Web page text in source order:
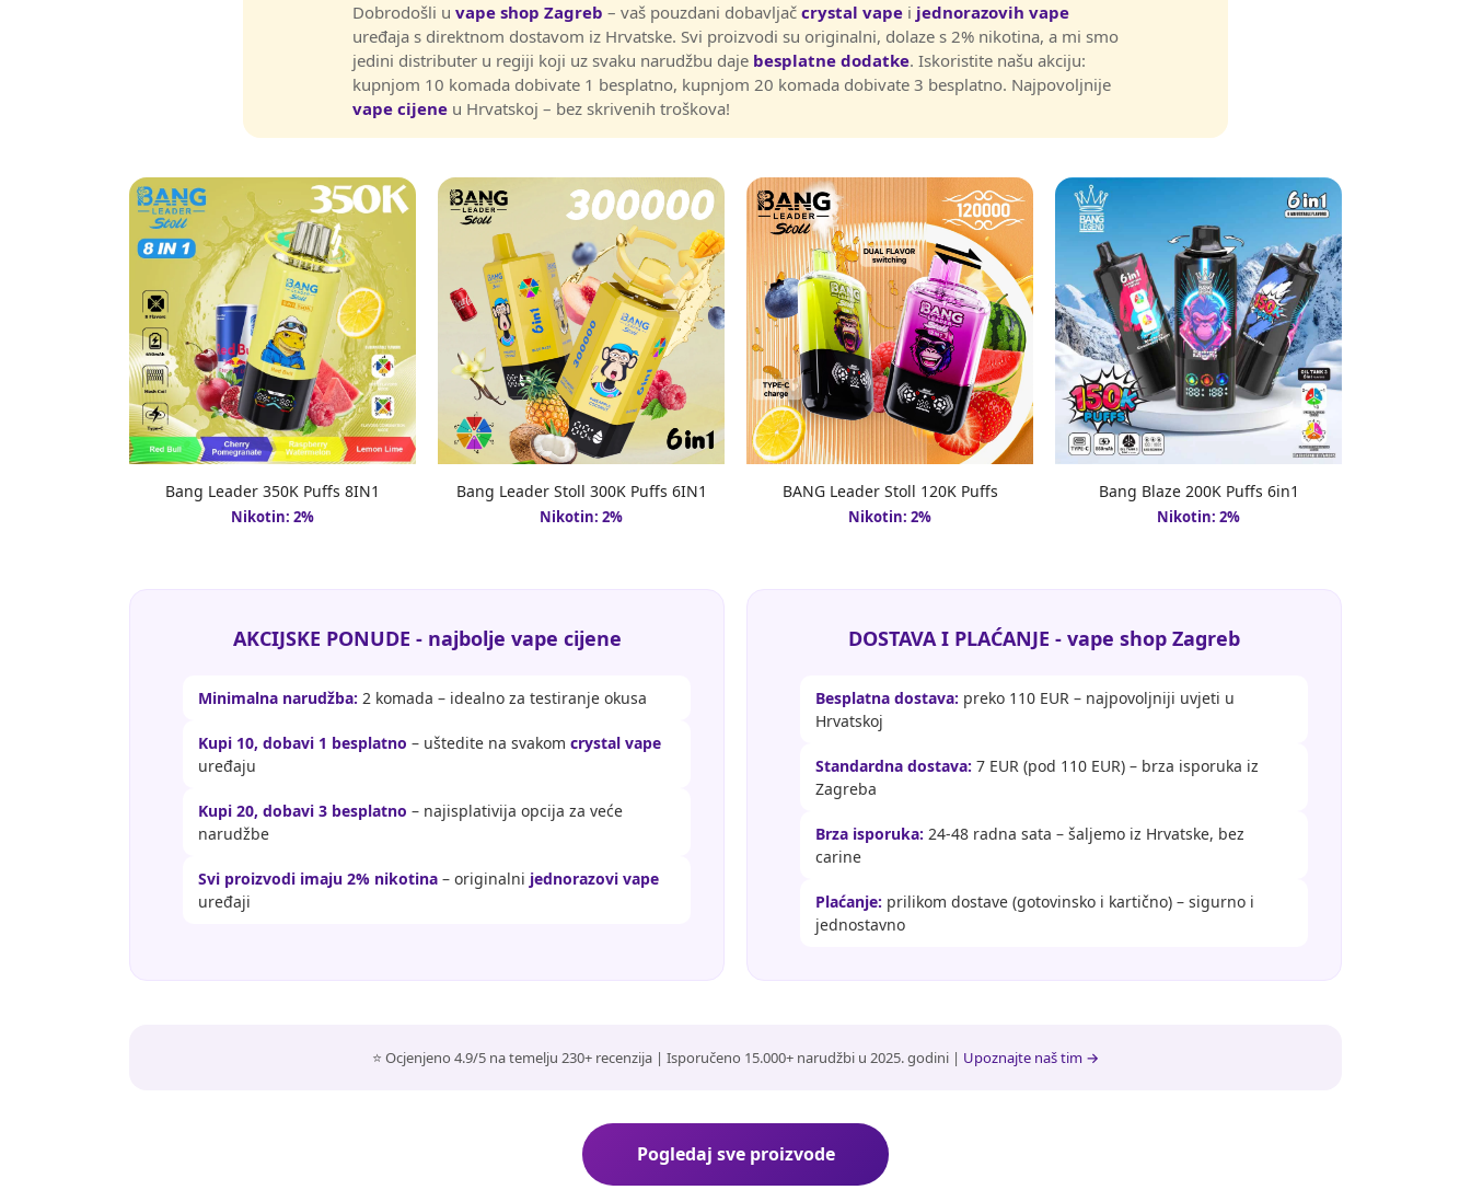
Dobrodošli u vape shop Zagreb – vaš pouzdani dobavljač crystal vape i jednorazovih vape
uređaja s direktnom dostavom iz Hrvatske. Svi proizvodi su originalni, dolaze s 2% nikotina, a mi smo
jedini distributer u regiji koji uz svaku narudžbu daje besplatne dodatke. Iskoristite našu akciju:
kupnjom 10 komada dobivate 1 besplatno, kupnjom 20 komada dobivate 3 besplatno. Najpovoljnije
vape cijene u Hrvatskoj – bez skrivenih troškova!
Bang Leader 350K Puffs 8IN1
Nikotin: 2%
Bang Leader Stoll 300K Puffs 6IN1
Nikotin: 2%
BANG Leader Stoll 120K Puffs
Nikotin: 2%
Bang Blaze 200K Puffs 6in1
Nikotin: 2%
AKCIJSKE PONUDE - najbolje vape cijene
Minimalna narudžba: 2 komada – idealno za testiranje okusa
Kupi 10, dobavi 1 besplatno – uštedite na svakomcrystal vape
uređaju
Kupi 20, dobavi 3 besplatno – najisplativija opcija za veće
narudžbe
Svi proizvodi imaju 2% nikotina – originalni jednorazovi vape
uređaji
DOSTAVA I PLAĆANJE - vape shop Zagreb
Besplatna dostava: preko 110 EUR – najpovoljniji uvjeti u
Hrvatskoj
Standardna dostava: 7 EUR (pod 110 EUR) – brza isporuka iz
Zagreba
Brza isporuka: 24-48 radna sata – šaljemo iz Hrvatske, bez
carine
Plaćanje: prilikom dostave (gotovinsko i kartično) – sigurno i
jednostavno
⭐ Ocjenjeno 4.9/5 na temelju 230+ recenzija | Isporučeno 15.000+ narudžbi u 2025. godini | Upoznajte naš tim →
Pogledaj sve proizvode